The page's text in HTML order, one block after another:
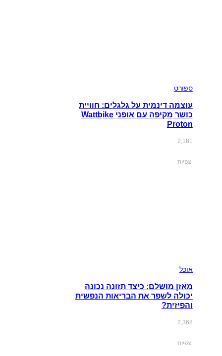
ספורט
עוצמה דינמית על גלגלים: חוויית
כושר מקיפה עם אופני Wattbike
Proton
2,181
צפיות
אוכל
מאזן מושלם: כיצד תזונה נכונה
יכולה לשפר את הבריאות הנפשית
והפיזית?
2,368
צפיות